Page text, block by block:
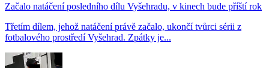
Začalo natáčení posledního dílu Vyšehradu, v kinech bude příští rok
Třetím dílem, jehož natáčení právě začalo, ukončí tvůrci sérii z
fotbalového prostředí Vyšehrad. Zpátky je...